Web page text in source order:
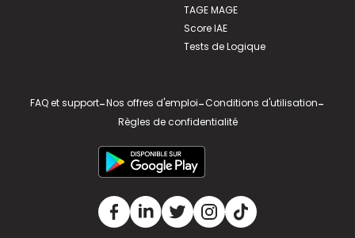
TAGE MAGE
Score IAE
Tests de Logique
FAQ et support-Nos offres d'emploi-Conditions d'utilisation-
Règles de confidentialité